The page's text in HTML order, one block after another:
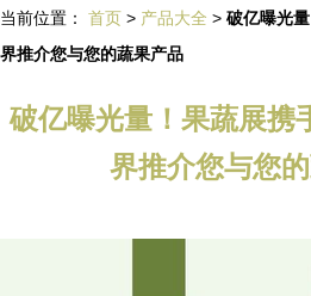
当前位置： 首页 > 产品大全 > 破亿曝光
界推介您与您的蔬果产品
破亿曝光量！果蔬展携
界推介您与您